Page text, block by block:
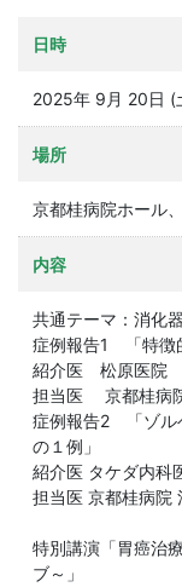
日時
2025年 9月 20日
場所
京都桂病院ホール
内容
共通テーマ：消化
症例報告1 「特徴
紹介医 松原医
担当医 京都桂
症例報告2 「ゾル
の１例」
紹介医 タケダ内
担当医 京都桂病
特別講演「胃癌治
ブ～」